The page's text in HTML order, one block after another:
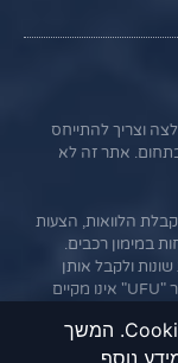
וצריך להתייחס
אתר זה לא
הלוואות, הצעות
במימון רכבים.
ולקבל אותן
באמצעות פנייה ישירה לבנקים וחברות המימון. אתר "UFU" אינו מקיים
או בהחזר
לפועל.
לידיעתך, באתר זה נעשה שימוש בקבצי Cookies. המשך
נוסף